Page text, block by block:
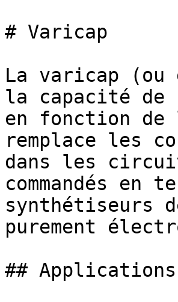
# Varicap
La varicap (ou
la capacité de
en fonction
remplace les
dans les
commandés
synthétiseurs
purement
##